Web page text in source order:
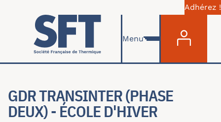
Aller au contenu principal
Adhérez !
Menu
GDR TRANSINTER (PHASE
DEUX) - ÉCOLE D'HIVER